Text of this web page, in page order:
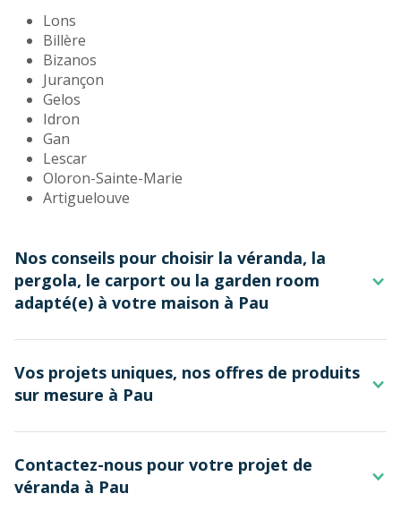
Lons
Billère
Bizanos
Jurançon
Gelos
Idron
Gan
Lescar
Oloron-Sainte-Marie
Artiguelouve
Nos conseils pour choisir la véranda, la
pergola, le carport ou la garden room
adapté(e) à votre maison à Pau
Pau bénéficie d'un climat ensoleillé
avec une moyenne
de 2 041 heures d'ensoleillement en 2022. Ainsi, pour
choisir l'exposition de votre
véranda un lieu où la température monte trop vite.
Les précipitations sont réparties de manière régulière
Vos projets uniques, nos offres de produits
sur mesure à Pau
Les modèles de pergola adaptées à votre
habitation à Pau
Contactez-nous pour votre projet de
véranda à Pau